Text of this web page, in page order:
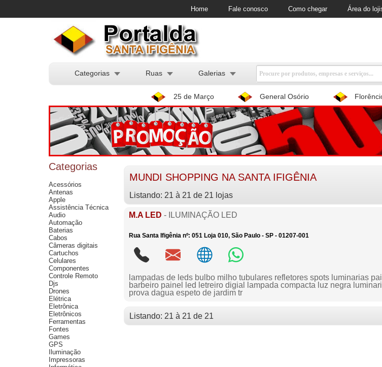
Home Fale conosco Como chegar Área do
Categorias Ruas Galerias
25 de Março General Osório
Categorias
Acessórios
Antenas
Apple
Assistência Técnica
Audio
Automação
Baterias
Cabos
Câmeras digitais
Cartuchos
Celulares
Componentes
Controle Remoto
Djs
Drones
Elétrica
Eletrônica
Eletrônicos
Ferramentas
Fontes
Games
GPS
Iluminação
Impressoras
MUNDI SHOPPING NA SANTA IFIGÊNIA
Listando: 21 à 21 de 21 lojas
M.A LED - ILUMINAÇÃO LED
Rua Santa Ifigênia nº: 051 Loja 010, São Paulo - SP - 01207-001
lampadas de leds bulbo milho tubulares refletores spots luminarias
barbeiro painel led letreiro digial lampada compacta luz negra
prova dagua espeto de jardim tr
Listando: 21 à 21 de 21